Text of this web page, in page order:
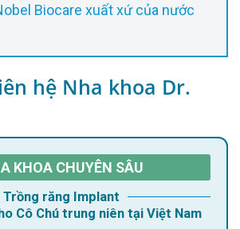
hệ Nha khoa Dr.
KHOA CHUYÊN SÂU
Trồng răng Implant
Cô Chú trung niên tại Việt Nam